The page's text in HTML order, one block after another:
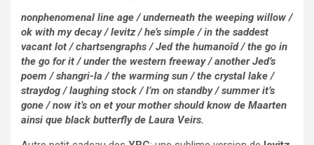
nonphenomenal line age / underneath the weeping willow /
ok with my decay / levitz / he’s simple / in the saddest
vacant lot / chartsengraphs / Jed the humanoîd / the go in
the go for it / under the western freeway / another Jed’s
poem / shangri-la / the warming sun / the crystal lake /
straydog / laughing stock / I’m on standby / summer it’s
gone / now it’s on et your mother should know de Maarten
ainsi que black butterfly de Laura Veirs.